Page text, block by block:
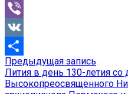
Mail.Ru
Viber
VK
Отправить
Навигация
по
Предыдущая запись
запись:
Лития в день 130-летия со
Высокопреосвященного